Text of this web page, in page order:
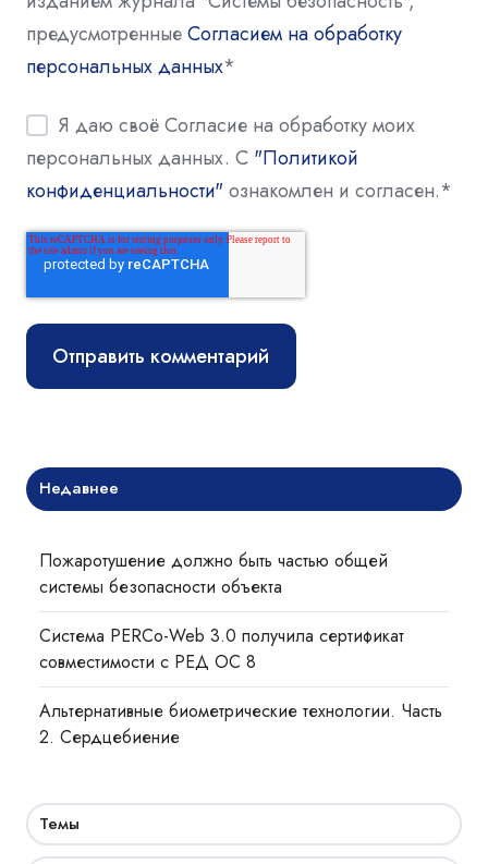
предусмотренныеСогласием на обработку
персональных данных*
Я даю своё Согласие на обработку моих
персональных данных. С "Политикой
конфиденциальности"ознакомлен и согласен.*
Недавнее
Пожаротушение должно быть частью общей
системы безопасности объекта
Система PERCo-Web 3.0 получила сертификат
совместимости с РЕД ОС 8
Альтернативные биометрические технологии. Часть
2. Сердцебиение
Темы